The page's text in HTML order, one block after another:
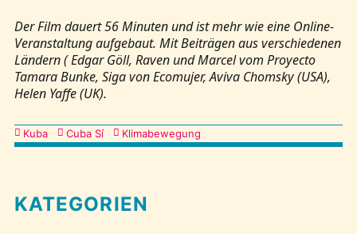
Der Film dauert 56 Minuten und ist mehr wie eine Online-
Veranstaltung aufgebaut. Mit Beiträgen aus verschiedenen
Ländern ( Edgar Göll, Raven und Marcel vom Proyecto
Tamara Bunke, Siga von Ecomujer, Aviva Chomsky (USA),
Helen Yaffe (UK).
Kategorien
Kuba Cuba Sí Klimabewegung
KATEGORIEN